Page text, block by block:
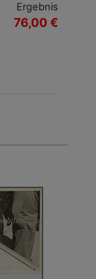
Ergebnis
76,00 €